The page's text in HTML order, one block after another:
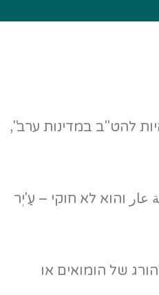
להט"ב במדינות ערב",
והוא לא חוקי – עַ'יְר
של הומואים או